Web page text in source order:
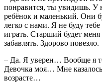
понравится, ты увидишь. У
ребёнок и маленький. Они
легко с нами. Я не буду
играть. Старший будет
забавлять. Здорово повезло.
– Да. Я уверен… Вообще я
Девочка моя… Мне
возрасте…